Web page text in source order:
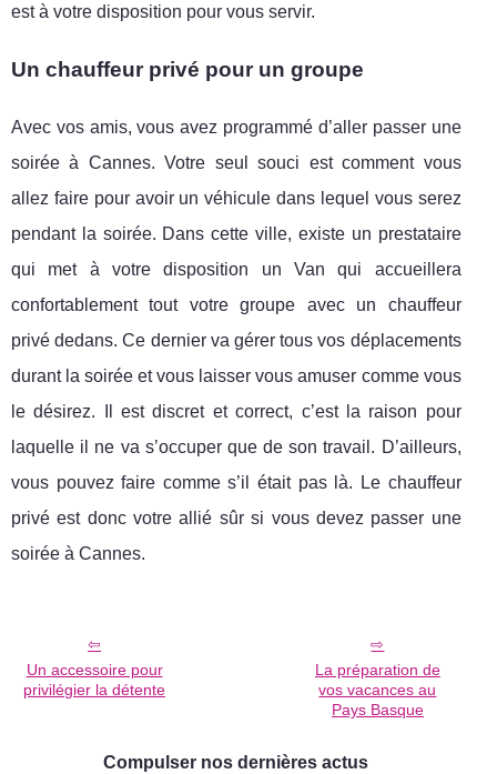
est à votre disposition pour vous servir.
Un chauffeur privé pour un groupe
Avec vos amis, vous avez programmé d’aller passer une
soirée à Cannes. Votre seul souci est comment vous
allez faire pour avoir un véhicule dans lequel vous serez
pendant la soirée. Dans cette ville, existe un prestataire
qui met à votre disposition un Van qui accueillera
confortablement tout votre groupe avec un chauffeur
privé dedans. Ce dernier va gérer tous vos déplacements
durant la soirée et vous laisser vous amuser comme vous
le désirez. Il est discret et correct, c’est la raison pour
laquelle il ne va s’occuper que de son travail. D’ailleurs,
vous pouvez faire comme s’il était pas là. Le chauffeur
privé est donc votre allié sûr si vous devez passer une
soirée à Cannes.
Un accessoire pour
privilégier la détente
La préparation de
vos vacances au
Pays Basque
Compulser nos dernières actus